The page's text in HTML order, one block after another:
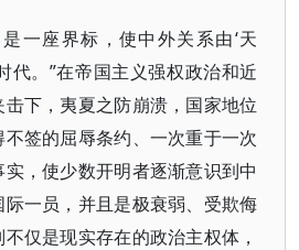
一座界标，使中外关系由‘天
代。”在帝国主义强权政治和近
下，夷夏之防崩溃，国家地位
签的屈辱条约、一次重于一次
，使少数开明者逐渐意识到中
一员，并且是极衰弱、受欺侮
仅是现实存在的政治主权体，